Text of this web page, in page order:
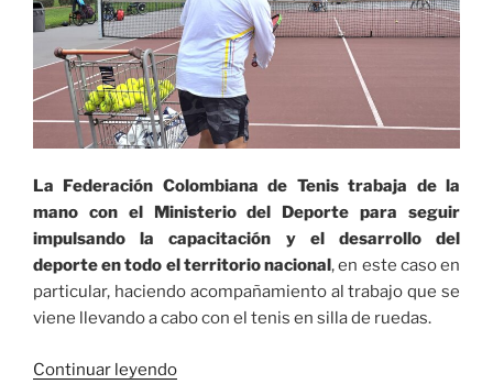
puestos
a
través
de
aperturas
de
físicas
en
Bogotá,
Cali
y
Medellín»
La Federación Colombiana de Tenis trabaja de la
mano con el Ministerio del Deporte para seguir
impulsando la capacitación y el desarrollo del
deporte en todo el territorio nacional, en este caso en
particular, haciendo acompañamiento al trabajo que se
viene llevando a cabo con el tenis en silla de ruedas.
Continuar leyendo«Mindeporte